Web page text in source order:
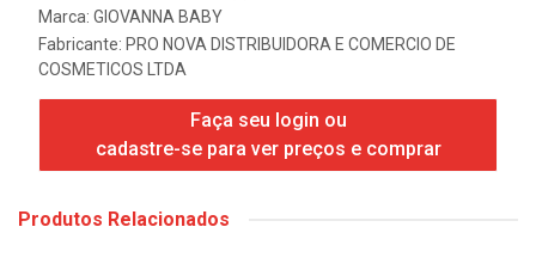
Marca: GIOVANNA BABY
Fabricante: PRO NOVA DISTRIBUIDORA E COMERCIO DE
COSMETICOS LTDA
Faça seu login ou
cadastre-se para ver preços e comprar
Produtos Relacionados